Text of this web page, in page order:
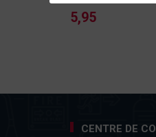
5,95
CENTRE DE